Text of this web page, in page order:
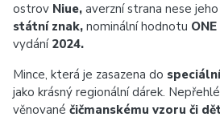
ostrov Niue, averzní strana nese
státní znak, nominální hodnotu
vydání 2024.
Mince, která je zasazena do
jako krásný regionální dárek.
věnované čičmanskému vzoru či